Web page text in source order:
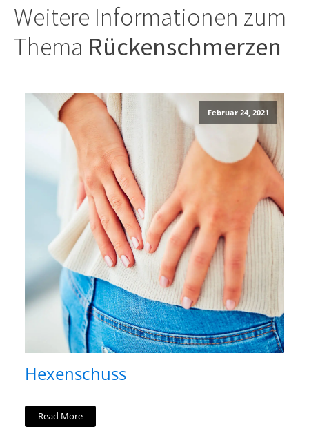
Weitere Informationen zum
Thema Rückenschmerzen
Februar 24, 2021
Hexenschuss
Read More